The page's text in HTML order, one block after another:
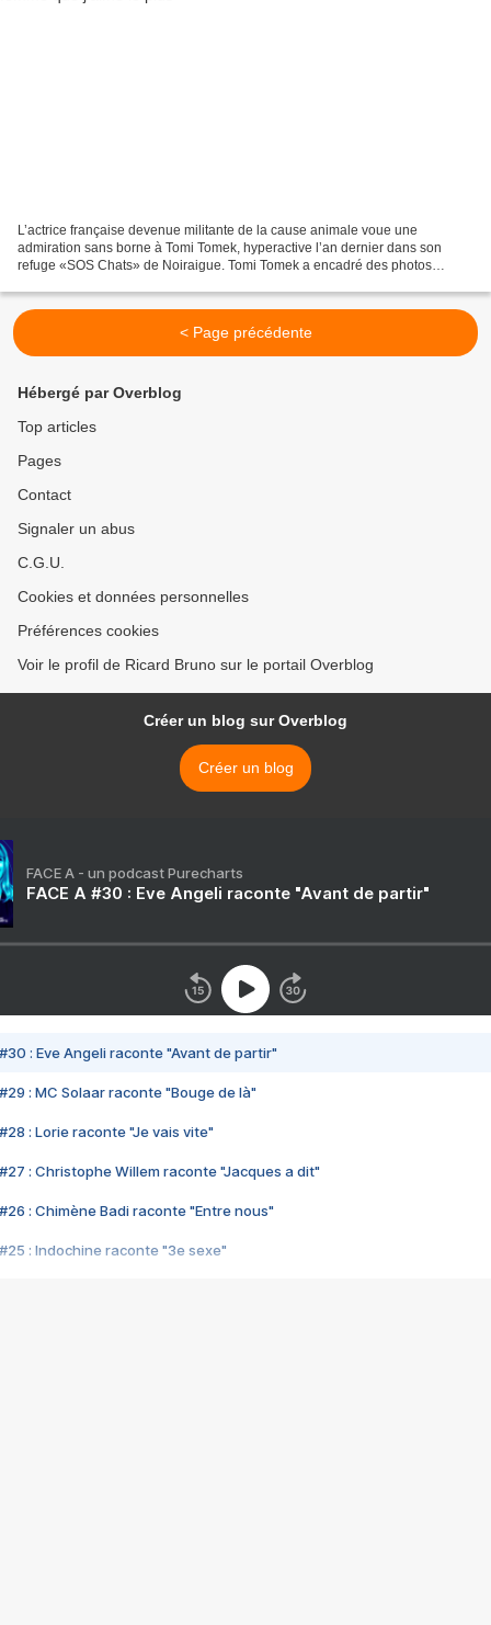
L’actrice française devenue militante de la cause animale voue une
admiration sans borne à Tomi Tomek, hyperactive l’an dernier dans son
refuge «SOS Chats» de Noiraigue. Tomi Tomek a encadré des photos
< Page précédente
Hébergé par Overblog
Top articles
Pages
Contact
Signaler un abus
C.G.U.
Cookies et données personnelles
Préférences cookies
Voir le profil de Ricard Bruno sur le portail Overblog
Créer un blog sur Overblog
Créer un blog
FACE A - un podcast Purecharts
FACE A #30 : Eve Angeli raconte "Avant de partir"
#30 : Eve Angeli raconte "Avant de partir"
#29 : MC Solaar raconte "Bouge de là"
#28 : Lorie raconte "Je vais vite"
#27 : Christophe Willem raconte "Jacques a dit"
#26 : Chimène Badi raconte "Entre nous"
#25 : Indochine raconte "3e sexe"